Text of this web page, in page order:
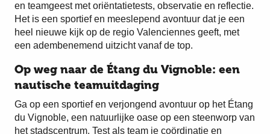
en teamgeest met oriëntatietests, observatie en reflectie.
Het is een sportief en meeslepend avontuur dat je een
heel nieuwe kijk op de regio Valenciennes geeft, met
een adembenemend uitzicht vanaf de top.
Op weg naar de Étang du Vignoble: een
nautische teamuitdaging
Ga op een sportief en verjongend avontuur op het Étang
du Vignoble, een natuurlijke oase op een steenworp van
het stadscentrum. Test als team je coördinatie en